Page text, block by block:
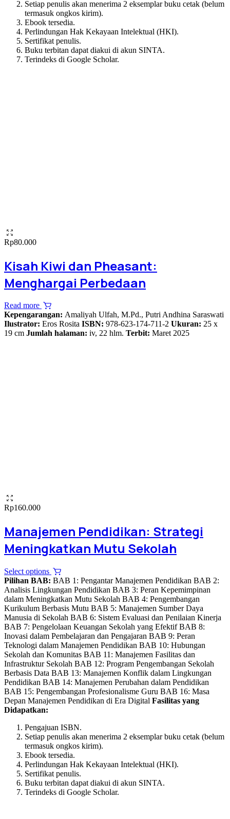
Setiap penulis akan menerima 2 eksemplar buku cetak (belum
termasuk ongkos kirim).
Ebook tersedia.
Perlindungan Hak Kekayaan Intelektual (HKI).
Sertifikat penulis.
Buku terbitan dapat diakui di akun SINTA.
Terindeks di Google Scholar.
Rp80.000
Kisah Kiwi dan Pheasant:
Menghargai Perbedaan
Read more
Kepengarangan: Amaliyah Ulfah, M.Pd., Putri Andhina Saraswati
Ilustrator: Eros Rosita ISBN: 978-623-174-711-2 Ukuran: 25 x
19 cm Jumlah halaman: iv, 22 hlm. Terbit: Maret 2025
Rp160.000
Manajemen Pendidikan: Strategi
Meningkatkan Mutu Sekolah
Select options
product
has
multiple
variants.
The
options
may
be
chosen
on
the
product
page
Pilihan BAB: BAB 1: Pengantar Manajemen Pendidikan BAB 2:
Analisis Lingkungan Pendidikan BAB 3: Peran Kepemimpinan
dalam Meningkatkan Mutu Sekolah BAB 4: Pengembangan
Kurikulum Berbasis Mutu BAB 5: Manajemen Sumber Daya
Manusia di Sekolah BAB 6: Sistem Evaluasi dan Penilaian Kinerja
BAB 7: Pengelolaan Keuangan Sekolah yang Efektif BAB 8:
Inovasi dalam Pembelajaran dan Pengajaran BAB 9: Peran
Teknologi dalam Manajemen Pendidikan BAB 10: Hubungan
Sekolah dan Komunitas BAB 11: Manajemen Fasilitas dan
Infrastruktur Sekolah BAB 12: Program Pengembangan Sekolah
Berbasis Data BAB 13: Manajemen Konflik dalam Lingkungan
Pendidikan BAB 14: Manajemen Perubahan dalam Pendidikan
BAB 15: Pengembangan Profesionalisme Guru BAB 16: Masa
Depan Manajemen Pendidikan di Era Digital Fasilitas yang
Didapatkan:
Pengajuan ISBN.
Setiap penulis akan menerima 2 eksemplar buku cetak (belum
termasuk ongkos kirim).
Ebook tersedia.
Perlindungan Hak Kekayaan Intelektual (HKI).
Sertifikat penulis.
Buku terbitan dapat diakui di akun SINTA.
Terindeks di Google Scholar.